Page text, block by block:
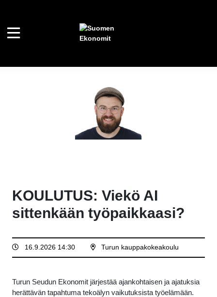
KOULUTUS: Viekö AI
sittenkään työpaikkaasi?
16.9.2026 14:30 Turun kauppakokeakoulu
Turun Seudun Ekonomit järjestää ajankohtaisen ja ajatuksia
herättävän tapahtuma tekoälyn vaikutuksista työelämään.